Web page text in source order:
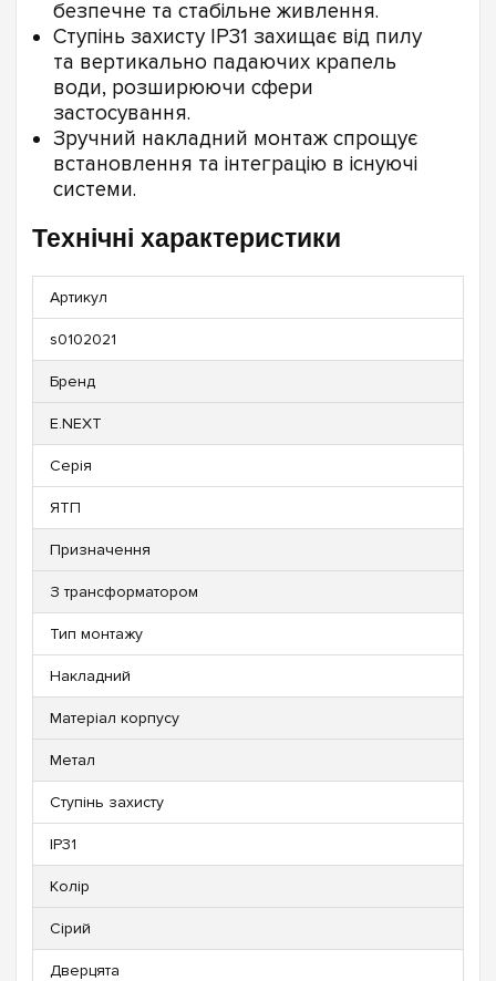
безпечне та стабільне живлення.
Ступінь захисту IP31 захищає від пилу
та вертикально падаючих крапель
води, розширюючи сфери
застосування.
Зручний накладний монтаж спрощує
встановлення та інтеграцію в існуючі
системи.
Технічні характеристики
Артикул
s0102021
Бренд
E.NEXT
Серія
ЯТП
Призначення
З трансформатором
Тип монтажу
Накладний
Матеріал корпусу
Метал
Ступінь захисту
IP31
Колір
Сірий
Дверцята